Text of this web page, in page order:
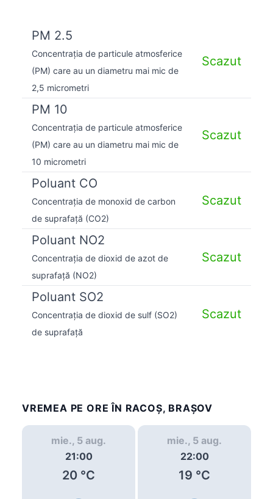
PM 2.5
Concentrația de particule atmosferice
(PM) care au un diametru mai mic de
2,5 micrometri
Scazut
PM 10
Concentrația de particule atmosferice
(PM) care au un diametru mai mic de
10 micrometri
Scazut
Poluant CO
Concentrația de monoxid de carbon
de suprafață (CO2)
Scazut
Poluant NO2
Concentrația de dioxid de azot de
suprafață (NO2)
Scazut
Poluant SO2
Concentrația de dioxid de sulf (SO2)
de suprafață
Scazut
VREMEA PE ORE ÎN RACOŞ, BRAȘOV
mie., 5 aug.
21:00
20 °C
mie., 5 aug.
22:00
19 °C